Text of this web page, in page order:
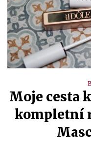
Moje cesta
kompletní